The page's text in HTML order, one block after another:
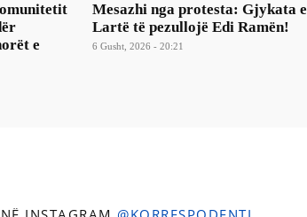
e
Mesazhi nga protesta: Gjykata e
Lartë të pezullojë Edi Ramën!
6 Gusht, 2026 - 20:21